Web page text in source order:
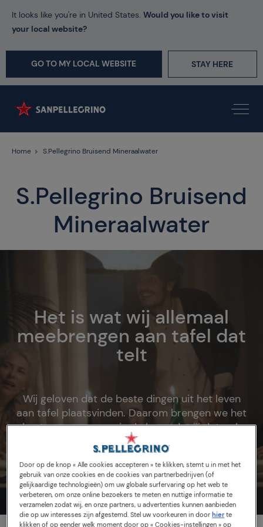
It looks like you're in United States. Would you like to visit
your local website?
GO TO MY LOCAL WEBSITE STAY HERE
Home S.Pellegrino Bruisend Mineraalwater
S.Pellegrino Bruisend
Mineraalwater
Het is wat wij allemaal
meebrengen aan tafel dat
telt
Wij geloven dat de beste dingen uit het leven
aan tafel plaatsvinden. Daarom brengen we het
beste van ons mee, in de hoop dat jij dat ook
doet.
Door op de knop « Alle cookies accepteren » te klikken, stemt u in met het
gebruik van onze cookies en de cookies van partnerbedrijven (of
gelijkaardige technologieën) om uw globale surfervaring op het web te
verbeteren, om onze online bezoekers te meten en nuttige informatie te
verzamelen zodat wij, en onze partners, u advertenties kunnen aanbieden
die op uw interesses zijn afgestemd. Stel uw voorkeuren in doorhier te
klikken of op eender welk moment door op « Cookies-instellingen » op